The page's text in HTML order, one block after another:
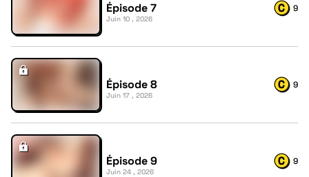
Épisode 7
Juin 10 , 2026
9
Épisode 8
Juin 17 , 2026
9
Épisode 9
Juin 24 , 2026
9